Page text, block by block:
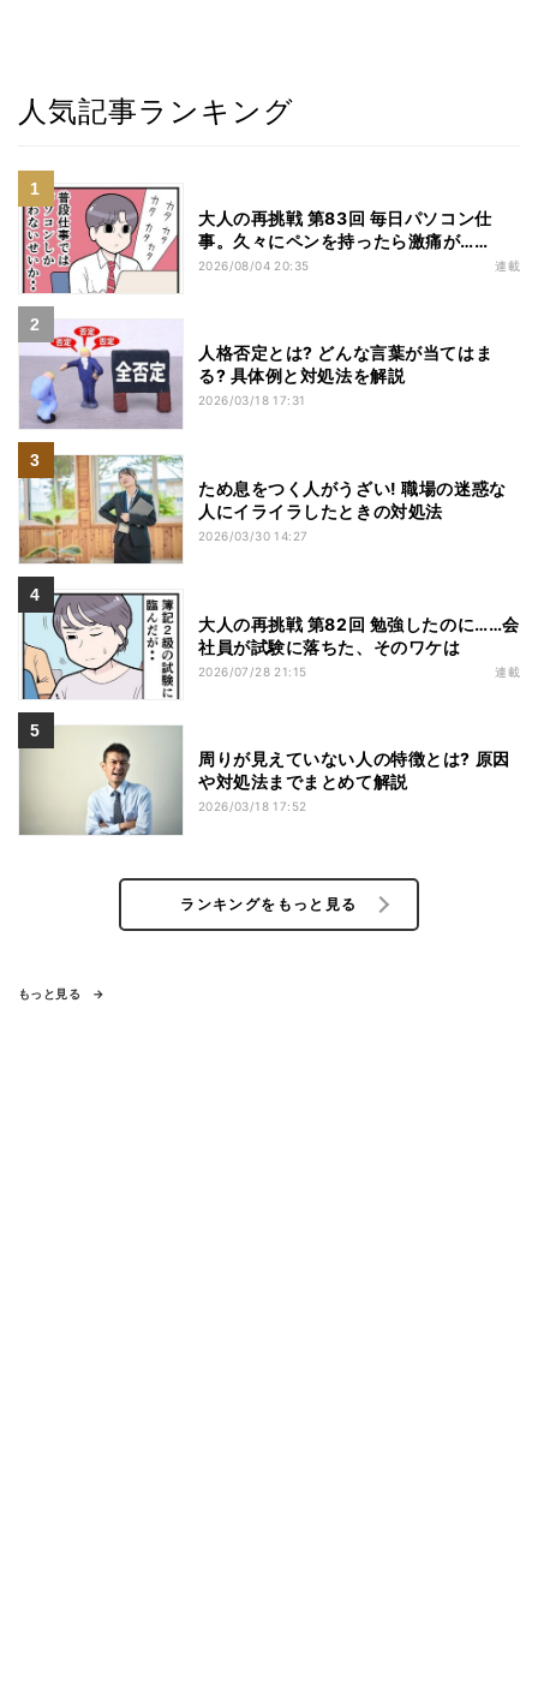
人気記事ランキング
大人の再挑戦 第83回 毎日パソコン仕
事。久々にペンを持ったら激痛が……
2026/08/04 20:35 連載
人格否定とは? どんな言葉が当てはま
る? 具体例と対処法を解説
2026/03/18 17:31
ため息をつく人がうざい! 職場の迷惑な
人にイライラしたときの対処法
2026/03/30 14:27
大人の再挑戦 第82回 勉強したのに……会
社員が試験に落ちた、そのワケは
2026/07/28 21:15 連載
周りが見えていない人の特徴とは? 原因
や対処法までまとめて解説
2026/03/18 17:52
ランキングをもっと見る
もっと見る